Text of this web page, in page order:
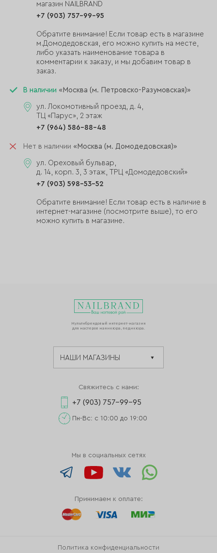
магазин NAILBRAND
+7 (903) 757-99-95
Обратите внимание! Если товар есть в магазине
м.Домодедовская, его можно купить на месте,
либо указать наименование товара в
комментарии к заказу, и мы добавим товар в
заказ.
В наличии «Москва (м. Петровско-Разумовская)»
ул. Локомотивный проезд, д. 4,
ТЦ «Парус», 2 этаж
+7 (964) 586-88-48
Нет в наличии «Москва (м. Домодедовская)»
ул. Ореховый бульвар,
д. 14, корп. 3, 3 этаж, ТРЦ «Домодедовский»
+7 (903) 598-53-52
Обратите внимание! Если товар есть в наличие в
интернет-магазине (посмотрите выше), то его
можно купить в магазине.
Мультибрендовый интернет-магазин
для мастеров маникюра, педикюра.
Свяжитесь с нами:
+7 (903) 757-99-95
Пн-Вс: с 10:00 до 19:00
Мы в социальных сетях
Принимаем к оплате:
Политика конфиденциальности